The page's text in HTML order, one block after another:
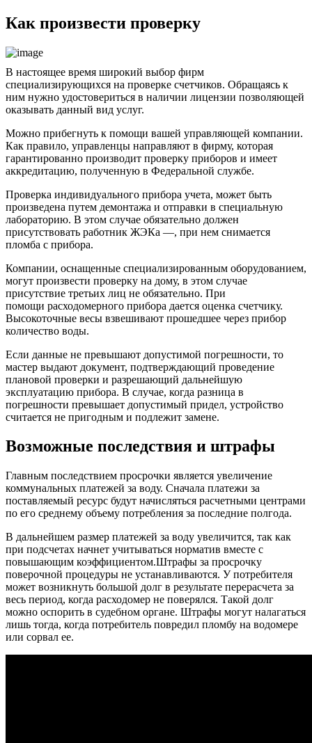
Как произвести проверку
В настоящее время широкий выбор фирм
специализирующихся на проверке счетчиков. Обращаясь к
ним нужно удостовериться в наличии лицензии позволяющей
оказывать данный вид услуг.
Можно прибегнуть к помощи вашей управляющей компании.
Как правило, управленцы направляют в фирму, которая
гарантированно производит проверку приборов и имеет
аккредитацию, полученную в Федеральной службе.
Проверка индивидуального прибора учета, может быть
произведена путем демонтажа и отправки в специальную
лабораторию. В этом случае обязательно должен
присутствовать работник ЖЭКа —, при нем снимается
пломба с прибора.
Компании, оснащенные специализированным оборудованием,
могут произвести проверку на дому, в этом случае
присутствие третьих лиц не обязательно. При
помощи расходомерного прибора дается оценка счетчику.
Высокоточные весы взвешивают прошедшее через прибор
количество воды.
Если данные не превышают допустимой погрешности, то
мастер выдают документ, подтверждающий проведение
плановой проверки и разрешающий дальнейшую
эксплуатацию прибора. В случае, когда разница в
погрешности превышает допустимый придел, устройство
считается не пригодным и подлежит замене.
Возможные последствия и штрафы
Главным последствием просрочки является увеличение
коммунальных платежей за воду. Сначала платежи за
поставляемый ресурс будут начисляться расчетными центрами
по его среднему объему потребления за последние полгода.
В дальнейшем размер платежей за воду увеличится, так как
при подсчетах начнет учитываться норматив вместе с
повышающим коэффициентом.Штрафы за просрочку
поверочной процедуры не устанавливаются. У потребителя
может возникнуть большой долг в результате перерасчета за
весь период, когда расходомер не поверялся. Такой долг
можно оспорить в судебном органе. Штрафы могут налагаться
лишь тогда, когда потребитель повредил пломбу на водомере
или сорвал ее.